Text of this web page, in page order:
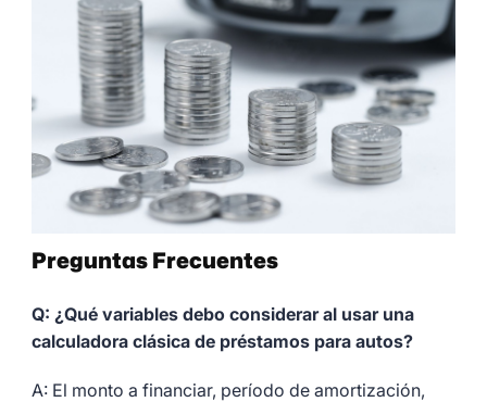
Preguntas Frecuentes
Q: ¿Qué variables debo considerar al usar una
calculadora clásica de préstamos para autos?
A: El monto a financiar, período de amortización,